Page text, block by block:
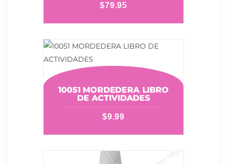
$79.95
10051 MORDEDERA LIBRO
DE ACTIVIDADES
$9.99